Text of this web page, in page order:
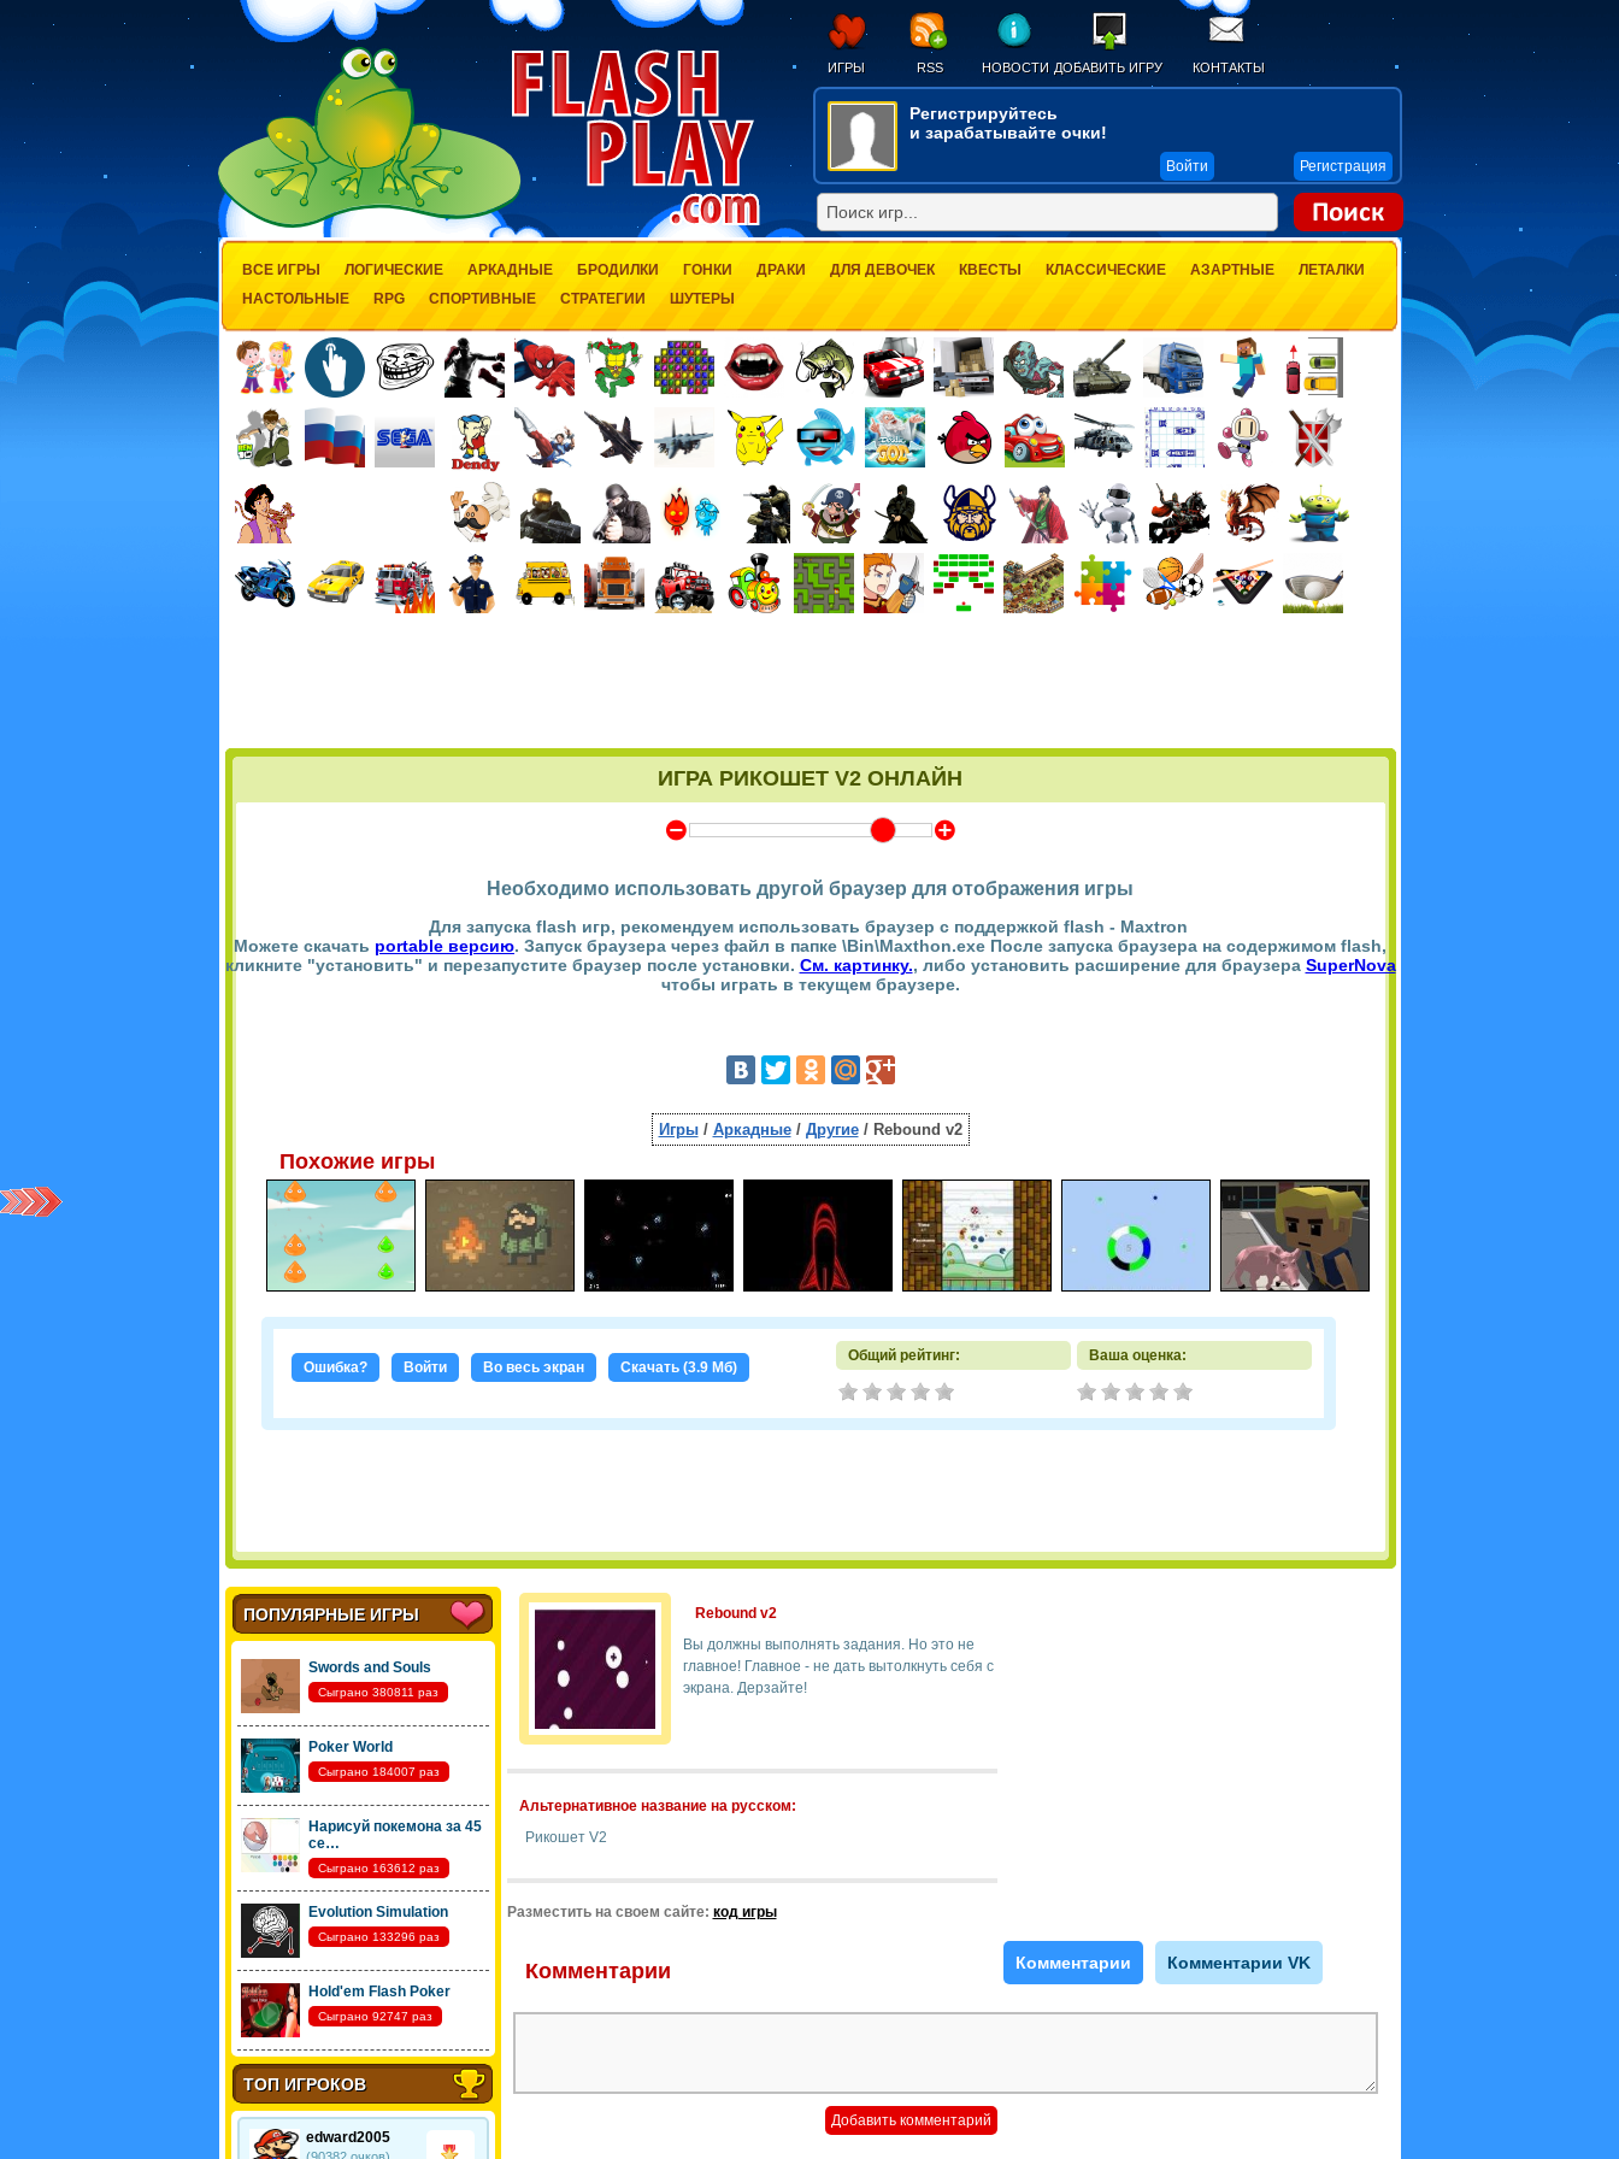
ИГРЫ RSS НОВОСТИ ДОБАВИТЬ ИГРУ КОНТАКТЫ
Регистрируйтесь
и зарабатывайте очки!
Войти Регистрация
ВСЕ ИГРЫ ЛОГИЧЕСКИЕ АРКАДНЫЕ БРОДИЛКИ ГОНКИ ДРАКИ ДЛЯ ДЕВОЧЕК КВЕСТЫ КЛАССИЧЕСКИЕ АЗАРТНЫЕ
ЛЕТАЛКИ
НАСТОЛЬНЫЕ
RPG СПОРТИВНЫЕ СТРАТЕГИИ ШУТЕРЫ
ИГРА РИКОШЕТ V2 ОНЛАЙН
Y Z
Необходимо использовать другой браузер для отображения игры
Для запуска flash игр, рекомендуем использовать браузер с поддержкой flash - Maxtron
Можете скачать portable версию. Запуск браузера через файл в папке \Bin\Maxthon.exe После запуска браузера на содержимом flash,
кликните "установить" и перезапустите браузер после установки. См. картинку., либо установить расширение для браузера SuperNova
чтобы играть в текущем браузере.
Игры/ Аркадные/ Другие/ Rebound v2
Похожие игры
Ошибка? Войти Во весь экран Скачать (3.9 Мб)
Общий рейтинг: Ваша оценка:
ПОПУЛЯРНЫЕ ИГРЫ
Swords and Souls
Сыграно 380811 раз
Poker World
Сыграно 184007 раз
Нарисуй покемона за 45
се…
Сыграно 163612 раз
Evolution Simulation
Сыграно 133296 раз
Hold'em Flash Poker
Сыграно 92747 раз
ТОП ИГРОКОВ
edward2005
Rebound v2
Вы должны выполнять задания. Но это не
главное! Главное - не дать вытолкнуть себя с
экрана. Дерзайте!
Альтернативное название на русском:
Рикошет V2
Разместить на своем сайте: код игры
Комментарии Комментарии Комментарии VK